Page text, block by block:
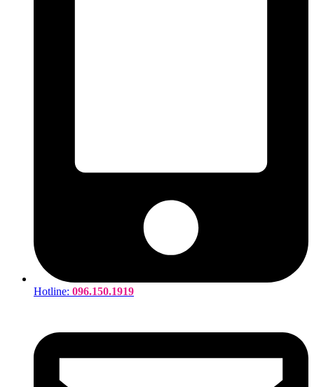
Hotline: 096.150.1919